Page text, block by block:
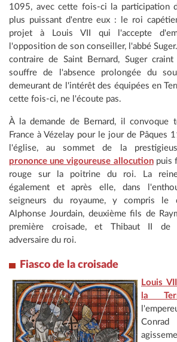
1095, avec cette fois-ci la participation
plus puissant d'entre eux : le roi
projet à Louis VII qui l'accepte
l'opposition de son conseiller, l'abbé
contraire de Saint Bernard, Suger
souffre de l'absence prolongée du
demeurant de l'intérêt des équipées en
cette fois-ci, ne l'écoute pas.
À la demande de Bernard, il convoque
France à Vézelay pour le jour de Pâques
l'église, au sommet de la
prononce une vigoureuse allocutionpuis
rouge sur la poitrine du roi. La
également et après elle, dans
seigneurs du royaume, y compris le
Alphonse Jourdain, deuxième fils de
première croisade, et Thibaut II de
adversaire du roi.
Fiasco de la croisade
Louis
la